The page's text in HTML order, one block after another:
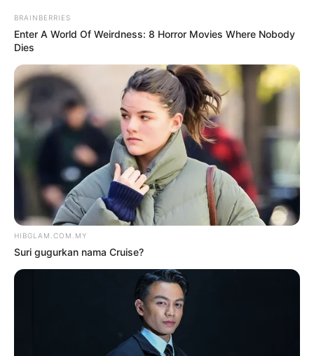
21kg
T-ARA kembali ke Malaysia
6 Ogos 2026
Cinta Di Akhir Garisan kembali
‘hidup’ selepas tiga dekad
6 Ogos 2026
‘Mereka cakap muka saya
macam Roslan Shah, nyonya
Cina’
5 Ogos 2026